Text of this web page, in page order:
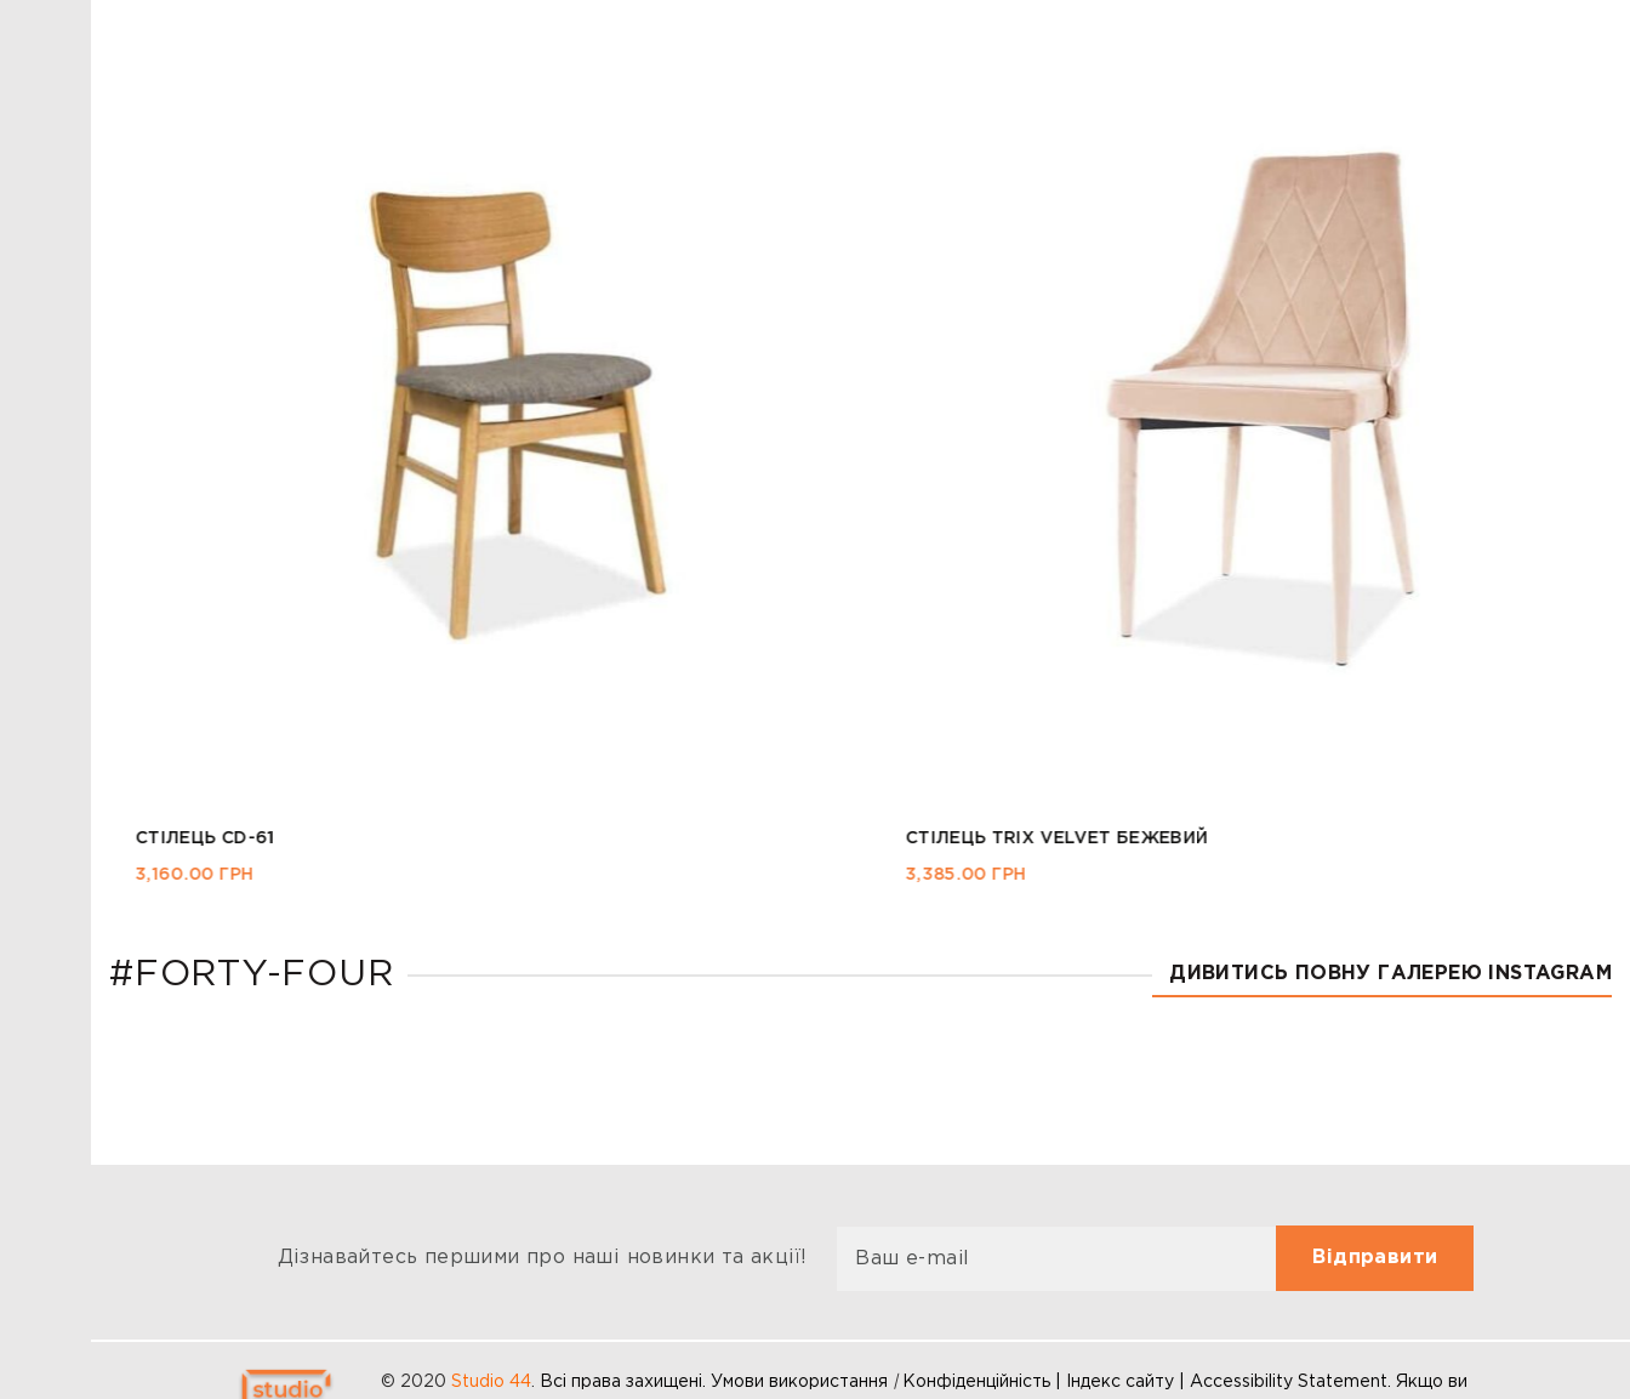
СТІЛЕЦЬ CD-61
3,160.00ГРН
СТІЛЕЦЬ TRIX VELVET БЕЖЕВИЙ
3,385.00ГРН
#FORTY-FOUR ДИВИТИСЬ ПОВНУ ГАЛЕРЕЮ INSTAGRAM
Дізнавайтесь першими про наші новинки та акції!
© 2020 Studio 44. Всі права захищені. Умови використання | Конфіденційність | Індекс сайту | Accessibility Statement. Якщо ви